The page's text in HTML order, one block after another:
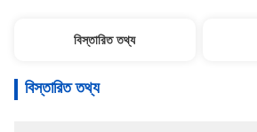
বিস্তারিত তথ্য
বিস্তারিত তথ্য